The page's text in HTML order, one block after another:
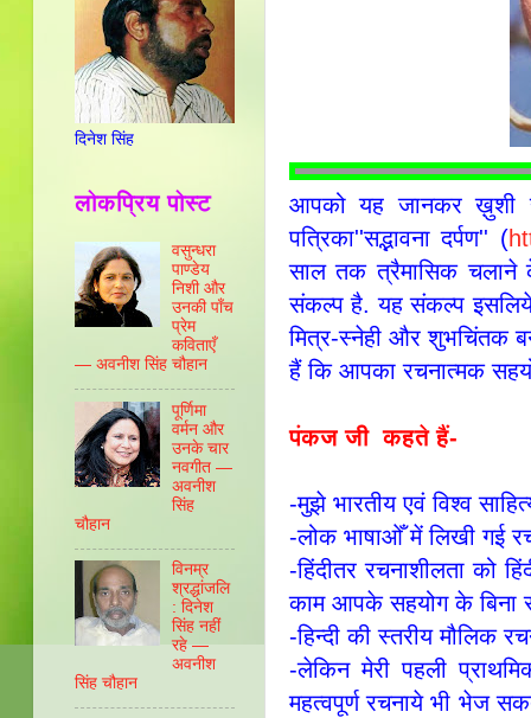
आपको यह जानकर ख़ुशी
पत्रिका''सद्भावना दर्पण'' (
साल तक त्रैमासिक चलाने
संकल्प है. यह संकल्प
मित्र-स्नेही और शुभचिंतक
हैं कि आपका रचनात्मक
पंकज जी कहते हैं-
-मुझे भारतीय एवं विश्व
-लोक भाषाओँ में लिखी गई
-हिंदीतर रचनाशीलता को
काम आपके सहयोग के बिना
-हिन्दी की स्तरीय मौलिक
-लेकिन मेरी पहली
महत्वपूर्ण रचनाये भी भेज
दिनेश सिंह
लोकप्रिय पोस्ट
वसुन्‍धरा
पाण्‍डेय
निशी और
उनकी पाँच
प्रेम
कविताएँ
— अवनीश सिंह चौहान
पूर्णिमा
वर्मन और
उनके चार
नवगीत —
अवनीश
सिंह
चौहान
विनम्र
श्रद्धांजलि
: दिनेश
सिंह नहीं
रहे —
अवनीश
सिंह चौहान